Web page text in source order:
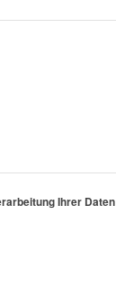
Ihrer Daten